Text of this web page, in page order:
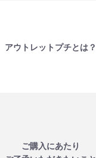
アウトレットプチとは？
ご購入にあたり